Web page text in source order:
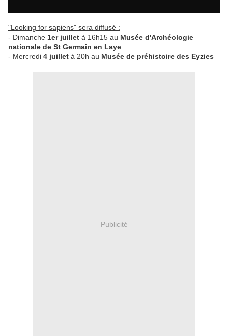
"Looking for sapiens" sera diffusé :
- Dimanche 1er juillet à 16h15 au Musée d'Archéologie
nationale de St Germain en Laye
- Mercredi 4 juillet à 20h au Musée de préhistoire des Eyzies
Publicité